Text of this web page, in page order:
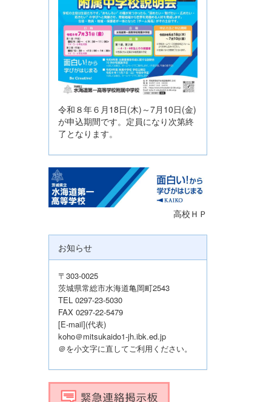
令和８年６月18日(木)～7月10日(金)
が申込期間です。定員になり次第終
了となります。
高校ＨＰ
お知らせ
〒303-0025
茨城県常総市水海道亀岡町2543
TEL 0297-23-5030
FAX 0297-22-5479
[E-mail](代表)
koho＠mitsukaido1-jh.ibk.ed.jp
＠を小文字に直してご利用ください。